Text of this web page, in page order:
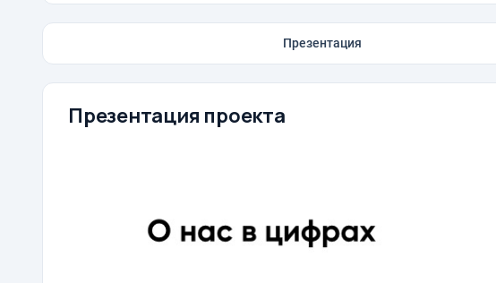
Презентация
Презентация проекта